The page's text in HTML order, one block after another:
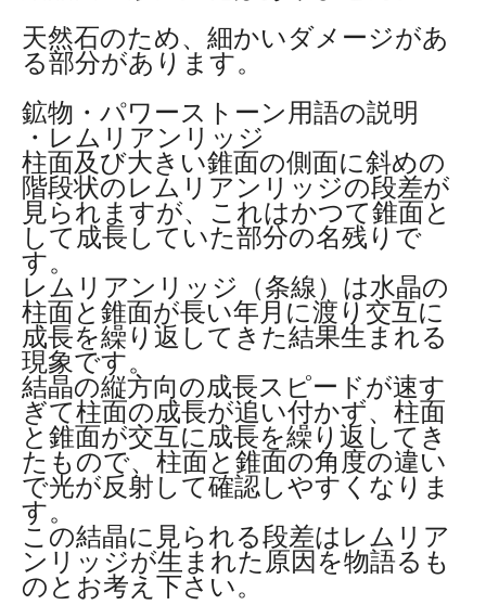
天然石のため、細かいダメージがあ
る部分があります。
鉱物・パワーストーン用語の説明
・レムリアンリッジ
柱面及び大きい錐面の側面に斜めの
階段状のレムリアンリッジの段差が
見られますが、これはかつて錐面と
して成長していた部分の名残りで
す。
レムリアンリッジ（条線）は水晶の
柱面と錐面が長い年月に渡り交互に
成長を繰り返してきた結果生まれる
現象です。
結晶の縦方向の成長スピードが速す
ぎて柱面の成長が追い付かず、柱面
と錐面が交互に成長を繰り返してき
たもので、柱面と錐面の角度の違い
で光が反射して確認しやすくなりま
す。
この結晶に見られる段差はレムリア
ンリッジが生まれた原因を物語るも
のとお考え下さい。